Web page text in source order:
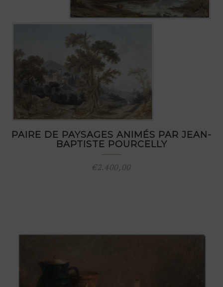
PAIRE DE PAYSAGES ANIMÉS PAR JEAN-
BAPTISTE POURCELLY
€2.400,00